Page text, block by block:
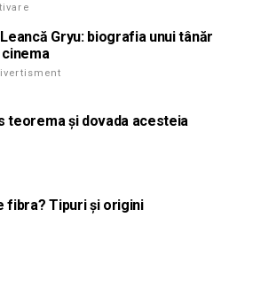
Gryu: biografia unui tânăr
teorema și dovada acesteia
fibra? Tipuri și origini